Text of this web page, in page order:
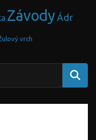
ZávodyÁdr
vrch